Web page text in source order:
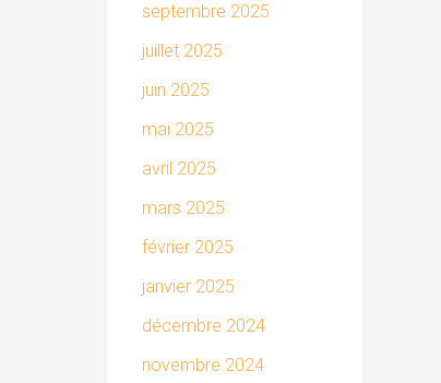
septembre 2025
juillet 2025
juin 2025
mai 2025
avril 2025
mars 2025
février 2025
janvier 2025
décembre 2024
novembre 2024